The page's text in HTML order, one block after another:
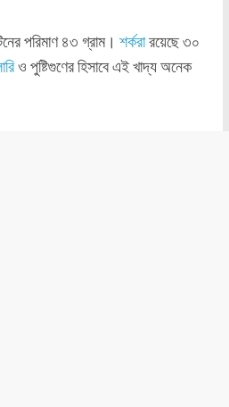
পরিমাণ ৪৩ গ্রাম। শর্করারয়েছে ৩০
ও পুষ্টিগুণের হিসাবে এই খাদ্য অনেক